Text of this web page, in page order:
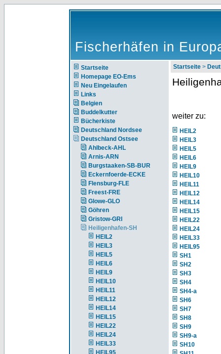
Fischerhäfen in
Startseite
Homepage EO-Ems
Neu Eingelaufen
Links
Belgien
Buddelkutter
Bücherkiste
Deutschland Nordsee
Deutschland Ostsee
Ahlbeck-AHL
Arnis-ARN
Burgstaaken-SB-BUR
Eckernfoerde-ECKE
Flensburg-FLE
Freest-FRE
Glowe-GLO
Göhren
Gristow-GRI
Heiligenhafen-SH
HEIL2
HEIL3
HEIL5
HEIL6
HEIL9
HEIL10
HEIL11
HEIL12
HEIL14
HEIL15
HEIL22
HEIL24
HEIL33
HEIL95
Startseite >
weiter zu:
HEIL2
HEIL3
HEIL5
HEIL6
HEIL9
HEIL10
HEIL11
HEIL12
HEIL14
HEIL15
HEIL22
HEIL24
HEIL33
HEIL95
SH1
SH2
SH3
SH4
SH4-a
SH6
SH7
SH8
SH9
SH9-a
SH10